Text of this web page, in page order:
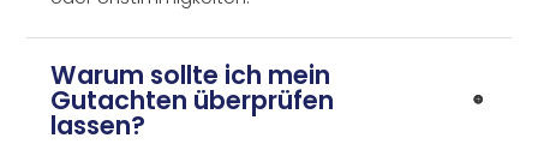
Warum sollte ich mein
Gutachten überprüfen
lassen?